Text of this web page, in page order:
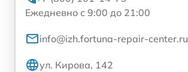
Ежедневно с 9:00 до 21:00
info@izh.fortuna-repair-center.ru
ул. Кирова, 142